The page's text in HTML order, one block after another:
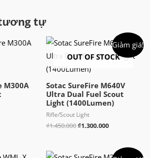
tự
M300A
Giảm giá!
OUT OF STOCK
Sotac SureFire M640V
Ultra Dual Fuel Scout
Light (1400Lumen)
Rifle/Scout Light
₫1.450.000Giá
₫1.300.000Giá
là: